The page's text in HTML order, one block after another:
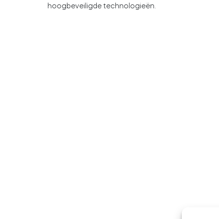
hoogbeveiligde technologieën.